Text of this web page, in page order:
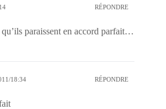
RÉPONDRE
paraissent en accord parfait…
18:34 RÉPONDRE